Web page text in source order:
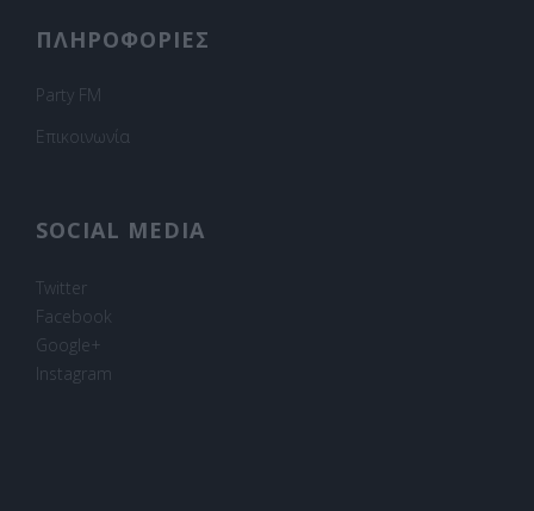
ΠΛΗΡΟΦΟΡΙΕΣ
Party FM
Επικοινωνία
SOCIAL MEDIA
Twitter
Facebook
Google+
Instagram